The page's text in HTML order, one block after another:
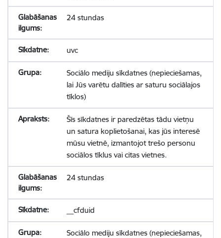
24 stundas
uvc
Sociālo mediju sīkdatnes (nepieciešamas,
lai Jūs varētu dalīties ar saturu sociālajos
tīklos)
Šīs sīkdatnes ir paredzētas tādu vietņu
un satura koplietošanai, kas jūs interesē
mūsu vietnē, izmantojot trešo personu
sociālos tīklus vai citas vietnes.
24 stundas
__cfduid
Sociālo mediju sīkdatnes (nepieciešamas,